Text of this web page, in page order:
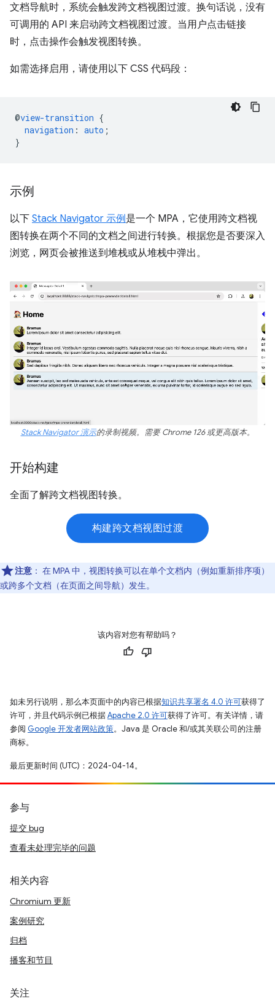
文档导航时，系统会触发跨文档视图过渡。换句话说，没有
可调用的 API 来启动跨文档视图过渡。当用户点击链接
时，点击操作会触发视图转换。
如需选择启用，请使用以下 CSS 代码段：
@view-transition {
navigation : auto ;
}
示例
以下 Stack Navigator 示例是一个 MPA，它使用跨文档视
图转换在两个不同的文档之间进行转换。根据您是否要深入
浏览，网页会被推送到堆栈或从堆栈中弹出。
Stack Navigator 演示的录制视频。需要 Chrome 126 或更高版本。
开始构建
全面了解跨文档视图转换。
构建跨文档视图过渡
注意 ： 在 MPA 中，视图转换可以在单个文档内（例如重新排序项）
或跨多个文档（在页面之间导航）发生。
该内容对您有帮助吗？
如未另行说明，那么本页面中的内容已根据知识共享署名 4.0 许可获得了
许可，并且代码示例已根据Apache 2.0 许可获得了许可。有关详情，请
参阅 Google 开发者网站政策。Java 是 Oracle 和/或其关联公司的注册
商标。
最后更新时间 (UTC)：2024-04-14。
参与
提交 bug
查看未处理完毕的问题
相关内容
Chromium 更新
案例研究
归档
播客和节目
关注